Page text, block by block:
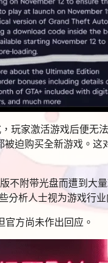
玩家激活游戏后便无
迫购买全新游戏。
不附带光盘而遭到大
分析人士视为游戏行
方尚未作出回应。